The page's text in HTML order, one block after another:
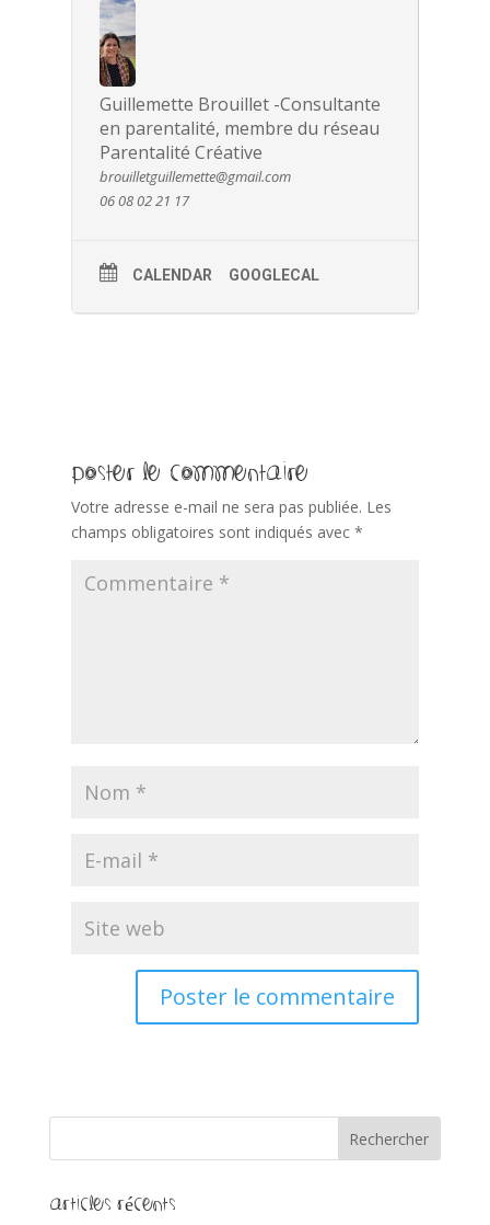
Guillemette Brouillet -Consultante
en parentalité, membre du réseau
Parentalité Créative
brouilletguillemette@gmail.com
06 08 02 21 17
CALENDAR GOOGLECAL
Poster le commentaire
Votre adresse e-mail ne sera pas publiée. Les
champs obligatoires sont indiqués avec *
Articles récents